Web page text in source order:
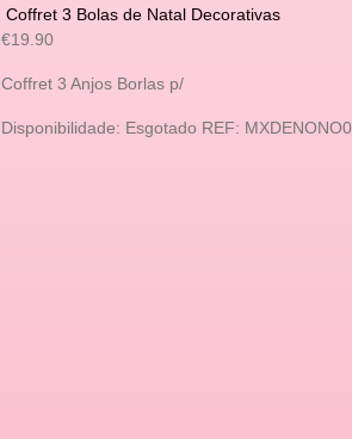
Coffret 3 Bolas de Natal Decorativas
€19.90
Coffret 3 Anjos Borlas p/
Disponibilidade: Esgotado REF: